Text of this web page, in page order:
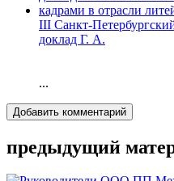
III Санкт-
доклад Г. А.
...
Добавить комментарий
предыдущий